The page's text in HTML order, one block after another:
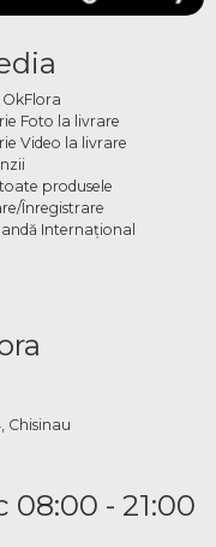
Foto la livrare
Video la livrare
produsele
Înregistrare
Internațional
Chisinau
- 21:00